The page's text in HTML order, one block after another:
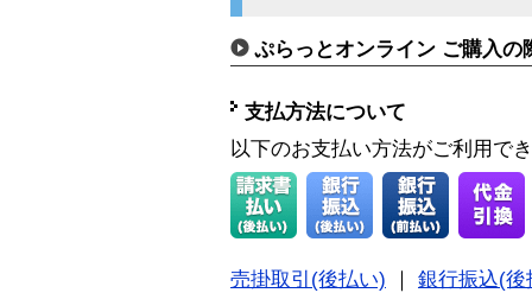
ぷらっとオンライン ご購入の
支払方法について
以下のお支払い方法がご利用で
売掛取引(後払い)
銀行振込(後